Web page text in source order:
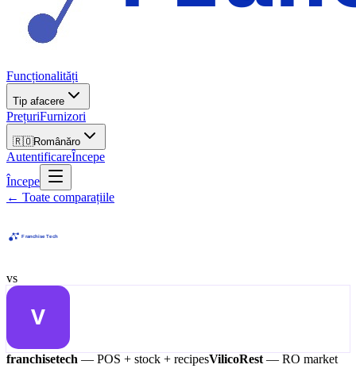
Funcționalități
Tip afacere
PrețuriFurnizori
🇷🇴Românăro
AutentificareÎncepe
Începe
← Toate comparațiile
vs
franchisetech — POS + stock + recipesVilicoRest — RO market